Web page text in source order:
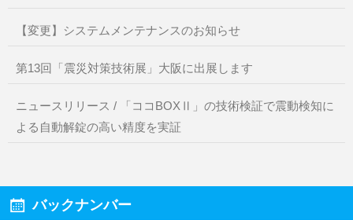
【変更】システムメンテナンスのお知らせ
第13回「震災対策技術展」大阪に出展します
ニュースリリース / 「ココBOXⅡ」の技術検証で震動検知に
よる自動解錠の高い精度を実証
バックナンバー